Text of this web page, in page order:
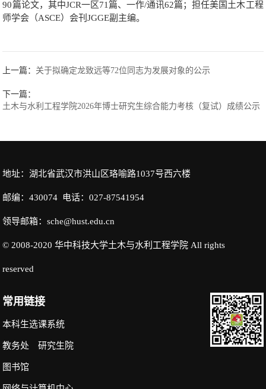
90篇论文，其中JCR一区71篇、一作/通讯62篇；担任美国土木工程
师学会 （ASCE）会刊JGGE副主编。
上一篇： 关于拟确定龙致远等72位同志为发展对象的公示
下一篇：
土木与水利工程学院2026年博士研究生综合能力考核（复试）成绩公示
地址：湖北省武汉市洪山区珞喻路1037号西六楼
邮编：430074 电话：027-87541954
领导邮箱：sche@hust.edu.cn
© 2008-2020 华中科技大学土木与水利工程学院 All rights
reserved
常用链接
本科生选课系统
教务处 研究生院
图书馆